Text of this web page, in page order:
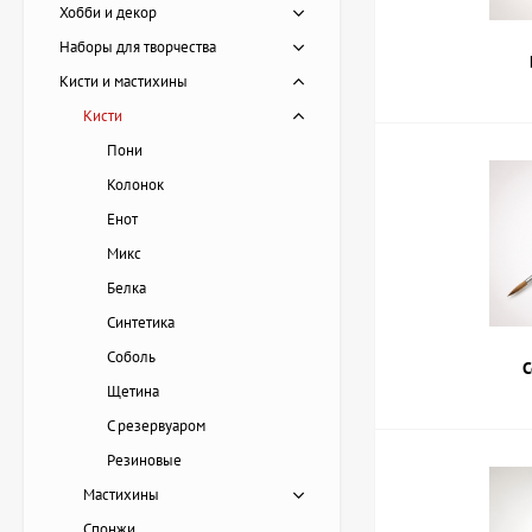
Форма и
Удобство
Есть
Хобби и декор
Наборы для творчества
Кисти и мастихины
Кисти
Пони
Колонок
Енот
Микс
Белка
Синтетика
Соболь
Щетина
С резервуаром
Резиновые
Мастихины